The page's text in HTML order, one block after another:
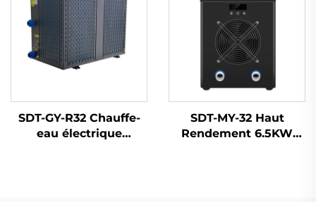
isolés simples et
tuyaux d'eau ondulés
acier inoxydable pré-
isolées pour l'eau
chaude
SDT-GY-R32 Chauffe-
eau électrique
SDT-MY-32 Haut
Rendement 6.5KW